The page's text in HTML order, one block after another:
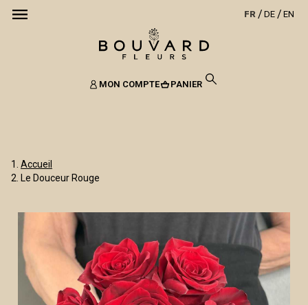
FR DE EN
MON COMPTE PANIER
Accueil
Le Douceur Rouge